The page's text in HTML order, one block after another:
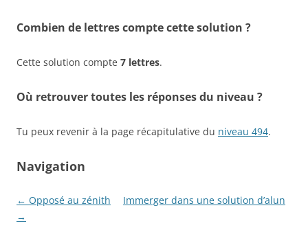
Combien de lettres compte cette solution ?
Cette solution compte 7 lettres.
Où retrouver toutes les réponses du niveau ?
Tu peux revenir à la page récapitulative du niveau 494.
Navigation
← Opposé au zénith
Immerger dans une solution d’alun
→